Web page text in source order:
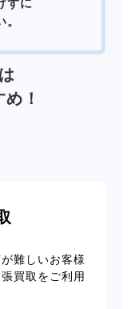
ずに
！
難しいお客様
買取をご利用